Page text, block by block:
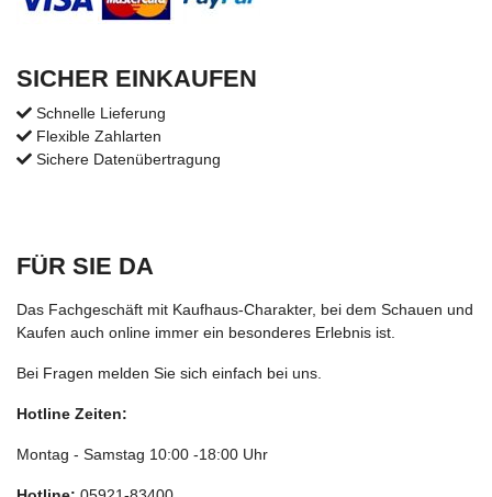
SICHER EINKAUFEN
Schnelle Lieferung
Flexible Zahlarten
Sichere Datenübertragung
FÜR SIE DA
Das Fachgeschäft mit Kaufhaus-Charakter, bei dem Schauen und
Kaufen auch online immer ein besonderes Erlebnis ist.
Bei Fragen melden Sie sich einfach bei uns.
Hotline Zeiten:
Montag - Samstag 10:00 -18:00 Uhr